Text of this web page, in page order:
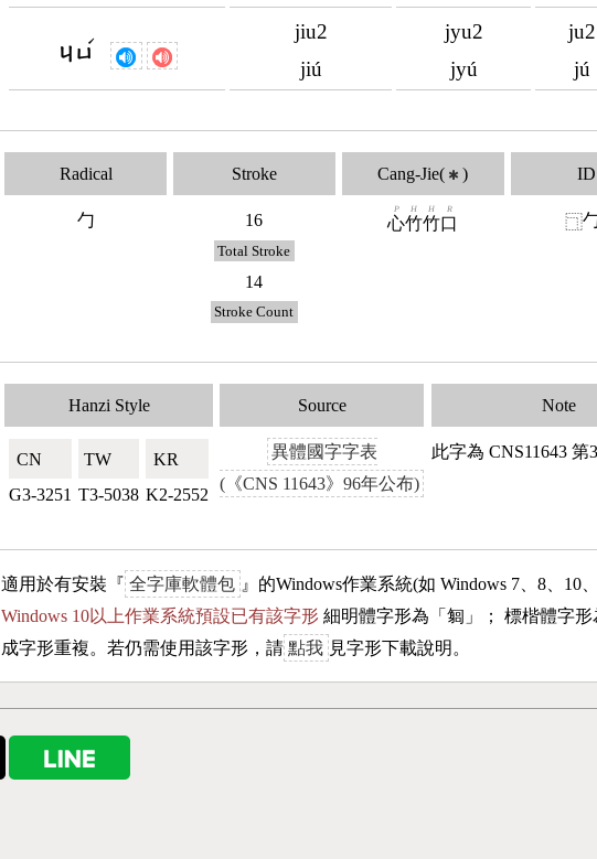
ㄐㄩ
ˊ
jiu2
jiú
jyu2
jyú
ju2
jú
Radical
勹
Stroke
16
Total Stroke
14
Stroke Count
Cang-Jie( ✱ )
心
P
竹
H
竹
H
口
R
⿹
Hanzi Style
CN🇨🇳
G3-3251
TW🇹🇼
T3-5038
KR🇰🇷
K2-2552
Source
異體國字字表
(《CNS 11643》96年公布)
Note
此字為 CNS11643
適用於有安裝『 全字庫軟體包 』的Windows作業系統(如 Windows 7、8、10、
Windows 10以上作業系統預設已有該字形 細明體字形為「匔 」； 標楷體字
成字形重複。若仍需使用該字形，請 點我 見字形下載說明。